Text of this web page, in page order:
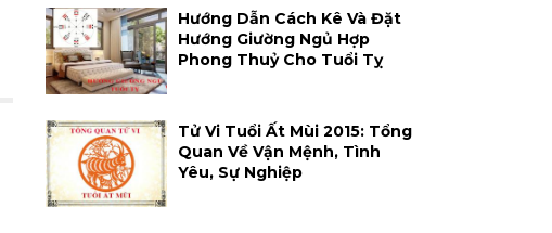
Hướng Dẫn Cách Kê Và Đặt
Hướng Giường Ngủ Hợp
Phong Thuỷ Cho Tuổi Tỵ
Tử Vi Tuổi Ất Mùi 2015: Tổng
Quan Về Vận Mệnh, Tình
Yêu, Sự Nghiệp